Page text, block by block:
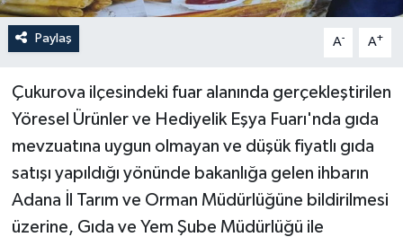
Paylaş A- A+
Çukurova ilçesindeki fuar alanında gerçekleştirilen
Yöresel Ürünler ve Hediyelik Eşya Fuarı'nda gıda
mevzuatına uygun olmayan ve düşük fiyatlı gıda
satışı yapıldığı yönünde bakanlığa gelen ihbarın
Adana İl Tarım ve Orman Müdürlüğüne bildirilmesi
üzerine, Gıda ve Yem Şube Müdürlüğü ile
Sağlık & Yaşam
Siyaset
Spor